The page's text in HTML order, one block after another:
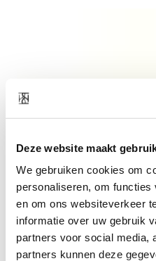
Deze website maakt
We gebruiken cookies om
personaliseren, om
en om ons websiteverkeer
informatie over uw gebruik
partners voor social media,
partners kunnen deze